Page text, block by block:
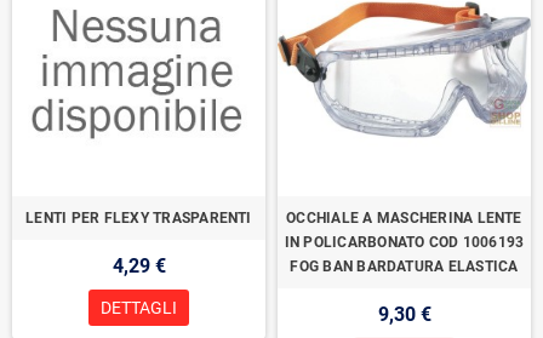
LENTI PER FLEXY TRASPARENTI
4,29 €
DETTAGLI
OCCHIALE A MASCHERINA LENTE
IN POLICARBONATO COD 1006193
FOG BAN BARDATURA ELASTICA
9,30 €